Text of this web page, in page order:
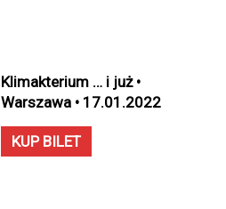
Klimakterium … i już •
Warszawa • 17.01.2022
KUP BILET